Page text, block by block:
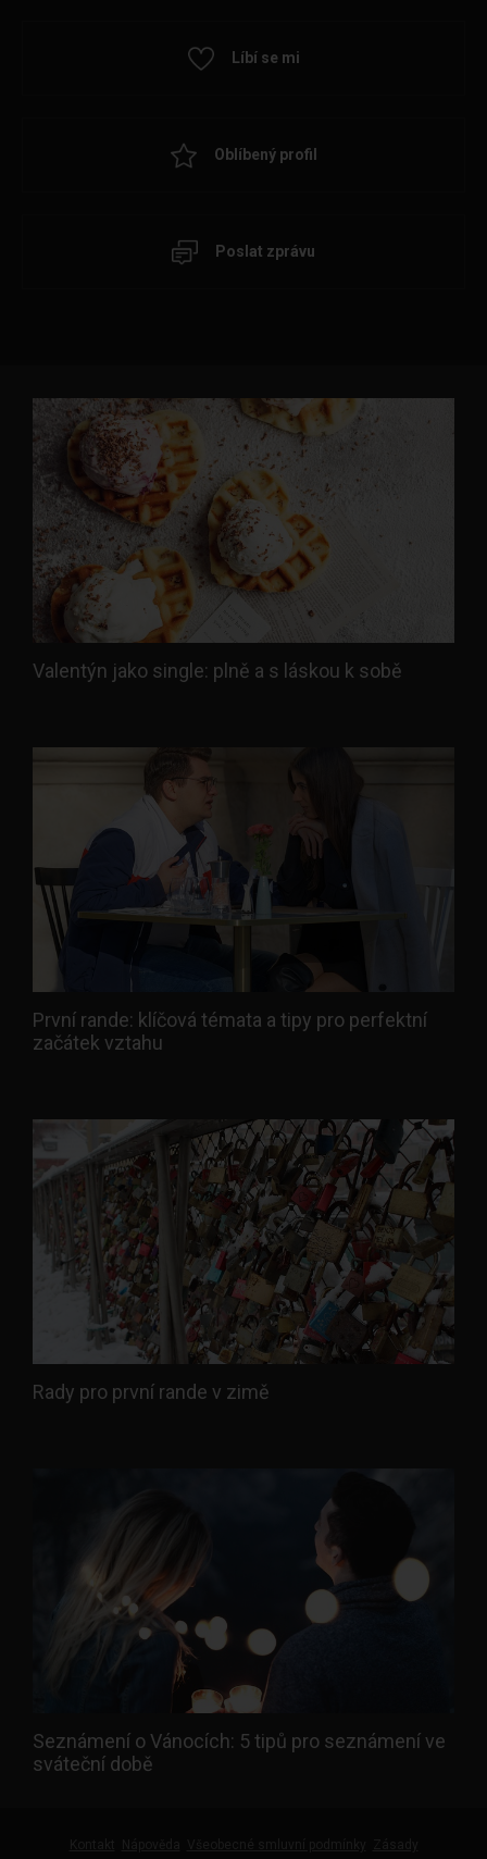
Líbí se mi
Oblíbený profil
Poslat zprávu
Valentýn jako single: plně a s láskou k sobě
První rande: klíčová témata a tipy pro perfektní
začátek vztahu
Rady pro první rande v zimě
Seznámení o Vánocích: 5 tipů pro seznámení ve
sváteční době